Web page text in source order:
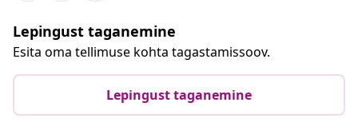
Lepingust taganemine
Esita oma tellimuse kohta tagastamissoov.
Lepingust taganemine